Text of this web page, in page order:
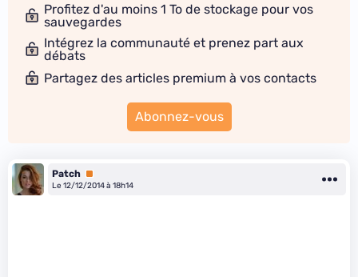
Profitez d'au moins 1 To de stockage pour vos
sauvegardes
Intégrez la communauté et prenez part aux
débats
Partagez des articles premium à vos contacts
Abonnez-vous
Patch Premium
Le 12/12/2014 à 18h14